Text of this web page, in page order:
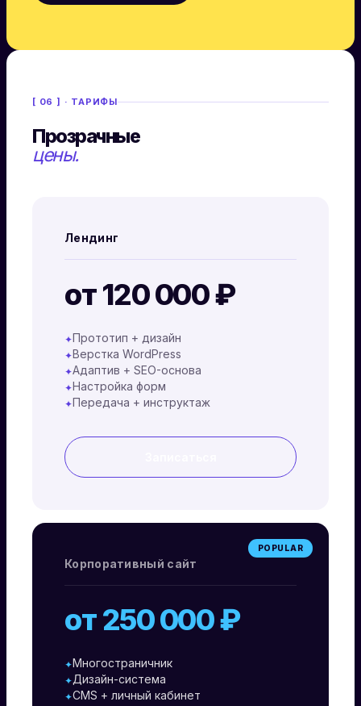
[ 06 ] · ТАРИФЫ
Прозрачные
цены.
Лендинг
от 120 000 ₽
✦Прототип + дизайн
✦Верстка WordPress
✦Адаптив + SEO-основа
✦Настройка форм
✦Передача + инструктаж
POPULAR
Корпоративный сайт
от 250 000 ₽
✦Многостраничник
✦Дизайн-система
✦CMS + личный кабинет